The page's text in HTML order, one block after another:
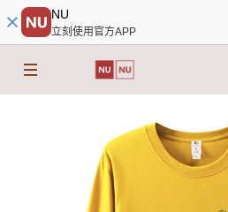
NU
立刻使用官方APP